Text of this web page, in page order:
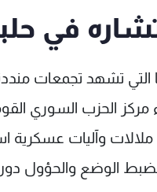
في
التي تشهد تجمعات
الحزب السوري
وآليات عسكرية
الوضع والحؤول